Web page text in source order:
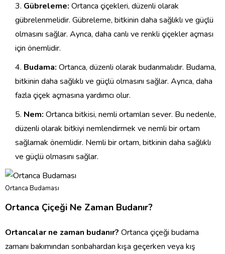
Gübreleme: Ortanca çiçekleri, düzenli olarak
gübrelenmelidir. Gübreleme, bitkinin daha sağlıklı ve güçlü
olmasını sağlar. Ayrıca, daha canlı ve renkli çiçekler açması
için önemlidir.
Budama: Ortanca, düzenli olarak budanmalıdır. Budama,
bitkinin daha sağlıklı ve güçlü olmasını sağlar. Ayrıca, daha
fazla çiçek açmasına yardımcı olur.
Nem: Ortanca bitkisi, nemli ortamları sever. Bu nedenle,
düzenli olarak bitkiyi nemlendirmek ve nemli bir ortam
sağlamak önemlidir. Nemli bir ortam, bitkinin daha sağlıklı
ve güçlü olmasını sağlar.
Ortanca Budaması
Ortanca Çiçeği Ne Zaman Budanır?
Ortancalar ne zaman budanır? Ortanca çiçeği budama
zamanı bakımından sonbahardan kışa geçerken veya kış